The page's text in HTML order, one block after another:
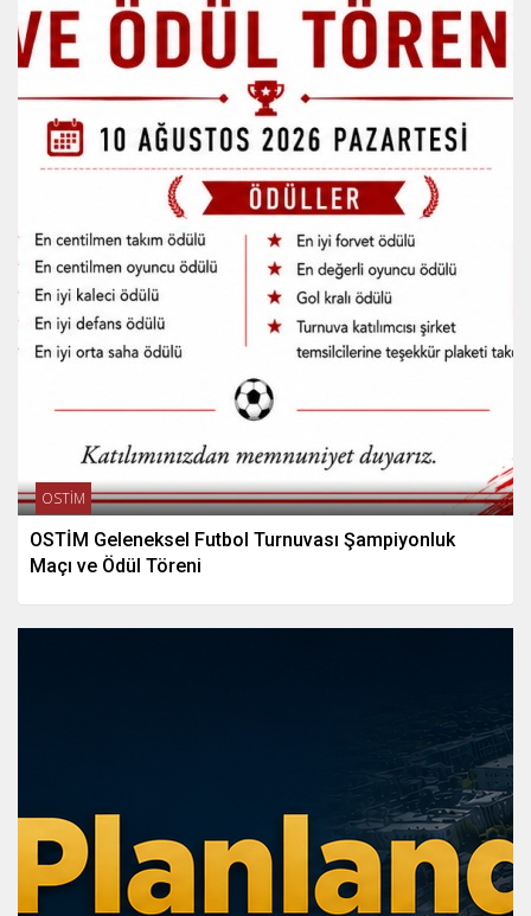
OSTİM
OSTİM Geleneksel Futbol Turnuvası Şampiyonluk
Maçı ve Ödül Töreni